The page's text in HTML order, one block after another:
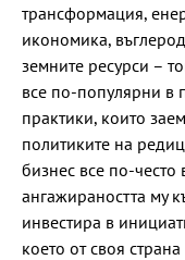
трансформация,
икономика,
земните ресурси –
все по-популярни в
практики, които
политиките на
бизнес все по-често
ангажираността му
инвестира в
което от своя